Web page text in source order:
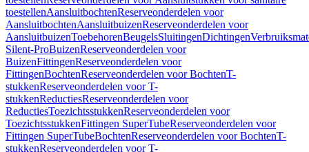
toestellenAansluitbochtenReserveonderdelen voor
AansluitbochtenAansluitbuizenReserveonderdelen voor
AansluitbuizenToebehorenBeugelsSluitingenDichtingen
Silent-ProBuizenReserveonderdelen voor
BuizenFittingenReserveonderdelen voor
FittingenBochtenReserveonderdelen voor BochtenT-
stukkenReserveonderdelen voor T-
stukkenReductiesReserveonderdelen voor
ReductiesToezichtsstukkenReserveonderdelen voor
ToezichtsstukkenFittingen SuperTubeReserveonderdelen voor
Fittingen SuperTubeBochtenReserveonderdelen voor BochtenT-
stukkenReserveonderdelen voor T-